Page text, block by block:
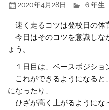
2020年4月28日 ６年生
速く走るコツは登校日の体
今日はそのコツを意識しな
ょう。
１日目は、ベースポジショ
これができるようになると
になったり、
ひざが高く上がるようにな